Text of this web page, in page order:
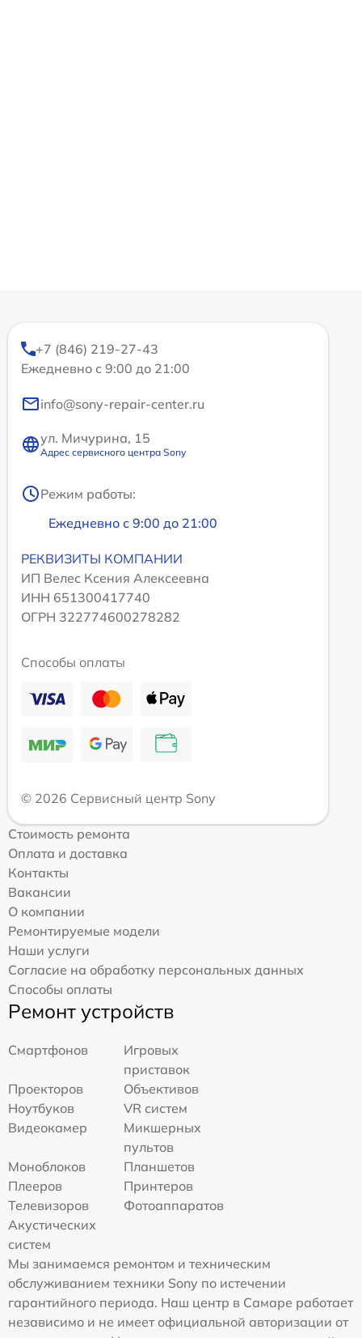
+7 (846) 219-27-43
Ежедневно с 9:00 до 21:00
info@sony-repair-center.ru
ул. Мичурина, 15
Адрес сервисного центра Sony
Режим работы:
Ежедневно с 9:00 до 21:00
РЕКВИЗИТЫ КОМПАНИИ
ИП Велес Ксения Алексеевна
ИНН 651300417740
ОГРН 322774600278282
Способы оплаты
© 2026 Сервисный центр Sony
Стоимость ремонта
Оплата и доставка
Контакты
Вакансии
О компании
Ремонтируемые модели
Наши услуги
Согласие на обработку персональных данных
Способы оплаты
Ремонт устройств
Смартфонов
Игровых
приставок
Проекторов
Объективов
Ноутбуков
VR систем
Видеокамер
Микшерных
пультов
Моноблоков
Планшетов
Плееров
Принтеров
Телевизоров
Фотоаппаратов
Акустических
систем
Мы занимаемся ремонтом и техническим
обслуживанием техники Sony по истечении
гарантийного периода. Наш центр в Самаре работает
независимо и не имеет официальной авторизации от